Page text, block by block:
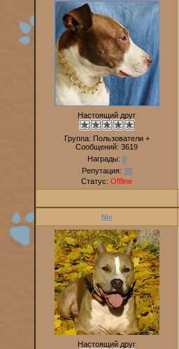
Настоящий друг
Группа: Пользователи +
Сообщений: 3619
Награды: 0
Репутация: 38
Статус: Offline
Nic
Настоящий друг